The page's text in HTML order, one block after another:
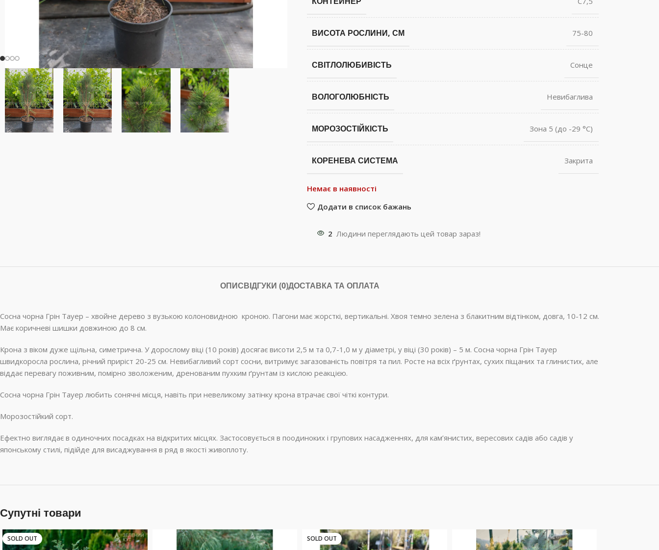
ВИСОТА РОСЛИНИ, СМ 75-80
СВІТЛОЛЮБИВІСТЬ Сонце
ВОЛОГОЛЮБНІСТЬ Невибаглива
МОРОЗОСТІЙКІСТЬ Зона 5 (до -29 °С)
КОРЕНЕВА СИСТЕМА Закрита
Немає в наявності
Додати в список бажань
2 Людини переглядають цей товар зараз!
ОПИСВІДГУКИ (0)ДОСТАВКА ТА ОПЛАТА
Сосна чорна Грін Тауер – хвойне дерево з вузькою колоновидною кроною. Пагони має жорсткі, вертикальні. Хвоя темно зелена з блакитним відтінком, довга, 10-12 см.
Має коричневі шишки довжиною до 8 см.
Крона з віком дуже щільна, симетрична. У дорослому віці (10 років) досягає висоти 2,5 м та 0,7-1,0 м у діаметрі, у віці (30 років) – 5 м. Сосна чорна Грін Тауер
швидкоросла рослина, річний приріст 20-25 см. Невибагливий сорт сосни, витримує загазованість повітря та пил. Росте на всіх ґрунтах, сухих піщаних та глинистих, але
віддає перевагу поживним, помірно зволоженим, дренованим пухким ґрунтам із кислою реакцією.
Сосна чорна Грін Тауер любить сонячні місця, навіть при невеликому затінку крона втрачає свої чіткі контури.
Морозостійкий сорт.
Ефектно виглядає в одиночних посадках на відкритих місцях. Застосовується в поодиноких і групових насадженнях, для кам’янистих, вересових садів або садів у
японському стилі, підійде для висаджування в ряд в якості живоплоту.
Супутні товари
SOLD OUT SOLD OUT